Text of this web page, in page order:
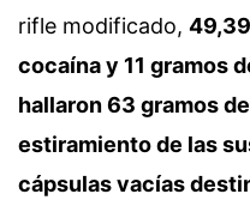
rifle modificado,
cocaína y 11 gramos
hallaron 63 gramos
estiramiento de las
cápsulas vacías